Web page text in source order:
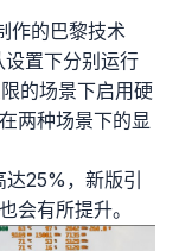
作的巴黎技术
置下分别运行
的场景下启用硬
两种场景下的显
25%，新版引
会有所提升。